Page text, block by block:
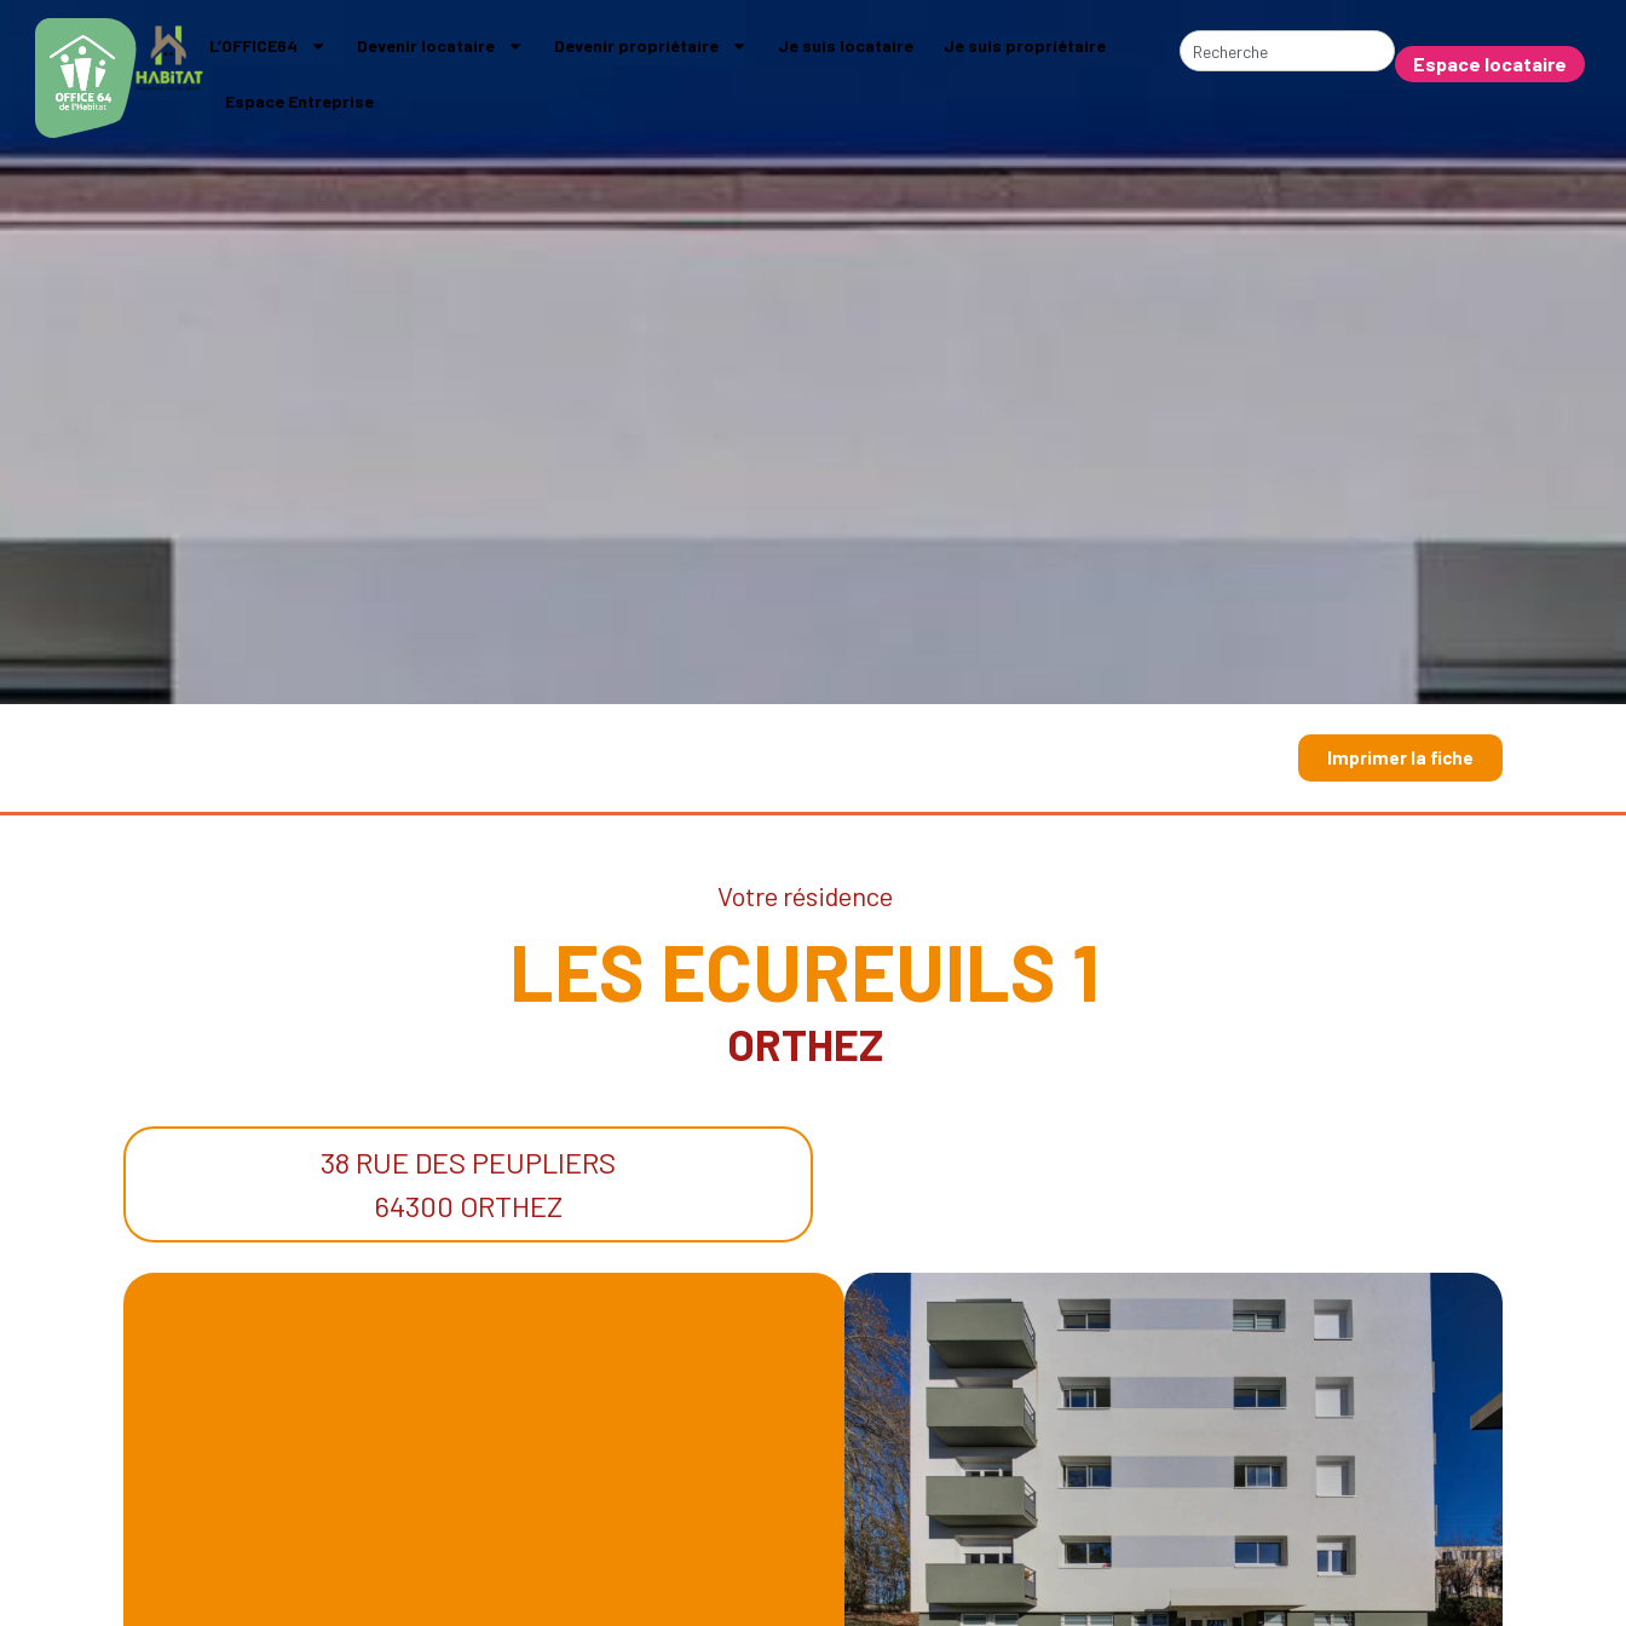
L’OFFICE64 Devenir locataire Devenir propriétaire Je suis locataire Je suis propriétaire
Espace Entreprise
Espace locataire
Imprimer la fiche
Votre résidence
LES ECUREUILS 1
ORTHEZ
38 RUE DES PEUPLIERS
64300 ORTHEZ